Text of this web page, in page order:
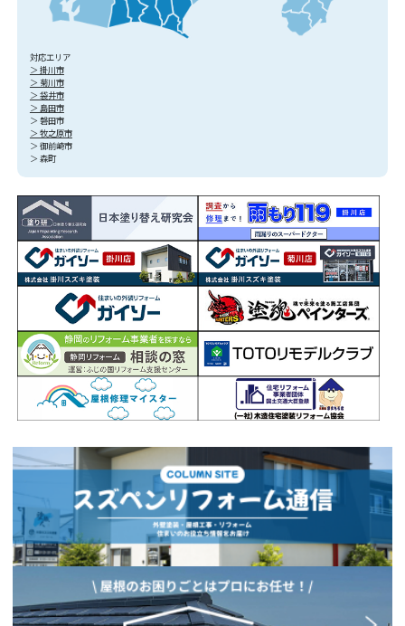
対応エリア
＞ 掛川市
＞ 菊川市
＞ 袋井市
＞ 島田市
＞ 磐田市
＞ 牧之原市
＞ 御前崎市
＞ 森町